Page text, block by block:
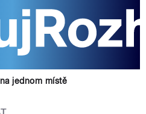
jednom místě